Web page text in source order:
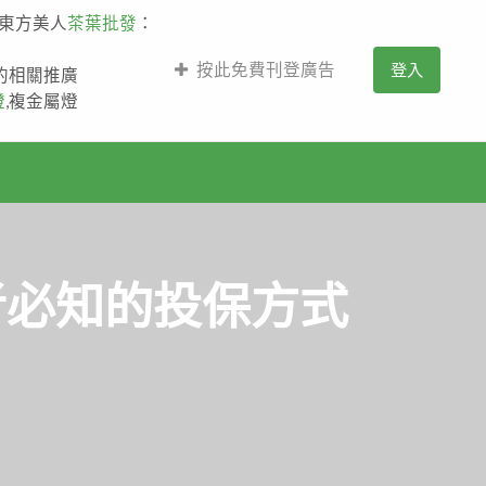
方美人 茶葉批發 ：
相關推廣
,複金屬燈
按此免費刊登廣告 登入
知的投保方式